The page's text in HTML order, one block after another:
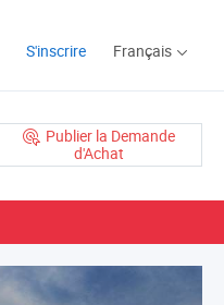
S'inscrire Français
Publier la Demande
d'Achat